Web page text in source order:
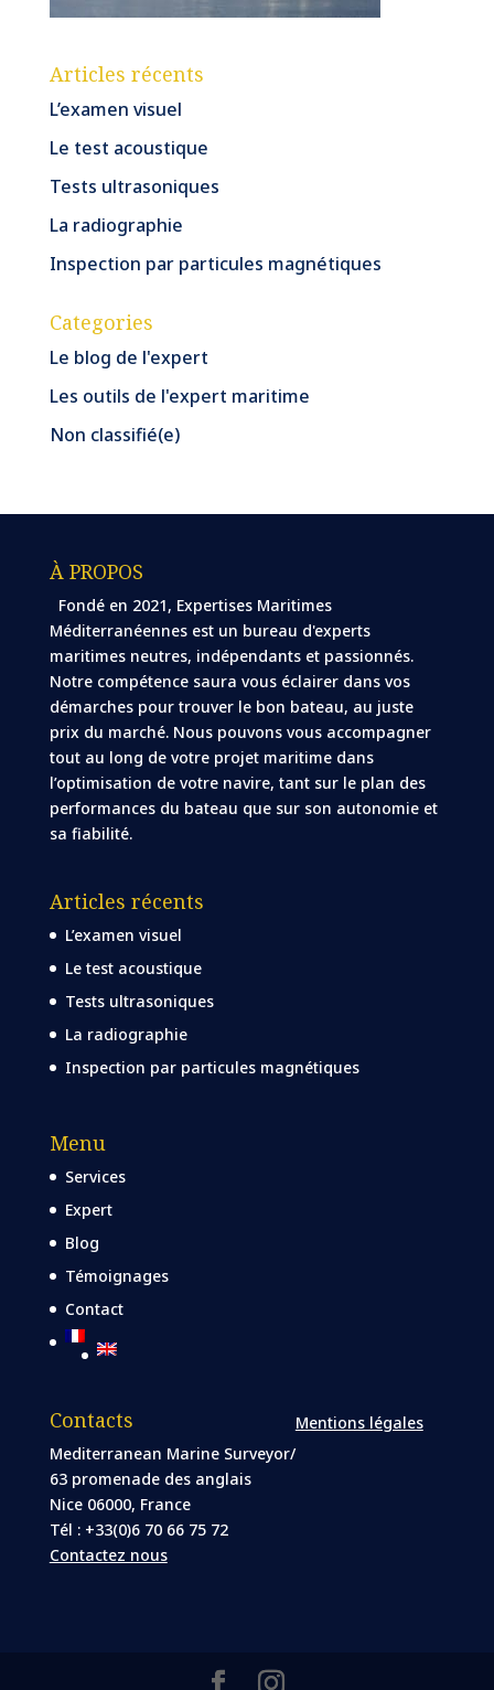
Articles récents
L’examen visuel
Le test acoustique
Tests ultrasoniques
La radiographie
Inspection par particules magnétiques
Categories
Le blog de l'expert
Les outils de l'expert maritime
Non classifié(e)
À PROPOS
Fondé en 2021, Expertises Maritimes
Méditerranéennes est un bureau d'experts
maritimes neutres, indépendants et passionnés.
Notre compétence saura vous éclairer dans vos
démarches pour trouver le bon bateau, au juste
prix du marché. Nous pouvons vous accompagner
tout au long de votre projet maritime dans
l’optimisation de votre navire, tant sur le plan des
performances du bateau que sur son autonomie et
sa fiabilité.
Articles récents
L’examen visuel
Le test acoustique
Tests ultrasoniques
La radiographie
Inspection par particules magnétiques
Menu
Services
Expert
Blog
Témoignages
Contact
Contacts
Mediterranean Marine Surveyor/
63 promenade des anglais
Nice 06000, France
Tél : +33(0)6 70 66 75 72
Contactez nous
Mentions légales